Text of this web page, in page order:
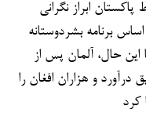
توسط پاکستان ابراز نگرانی
برنامه بشردوستانه
این حال، آلمان پس از
تعلیق درآورد و هزاران افغان را
کرد